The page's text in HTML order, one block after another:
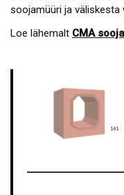
soojamüüri ja väliskesta
Loe lähemalt CMA